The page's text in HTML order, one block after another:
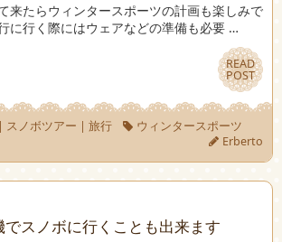
来たらウィンタースポーツの計画も楽しみで
に行く際にはウェアなどの準備も必要 …
READ
POST
READ
POST
| スノボツアー | 旅行
ウィンタースポーツ
Erberto
でスノボに行くことも出来ます